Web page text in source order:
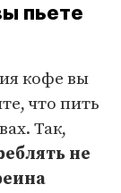
пьете
кофе вы
что пить
Так,
не